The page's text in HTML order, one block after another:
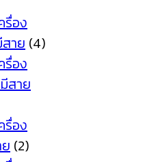
รื่อง
สาย (4)
รื่อง
สาย
รื่อง
(2)